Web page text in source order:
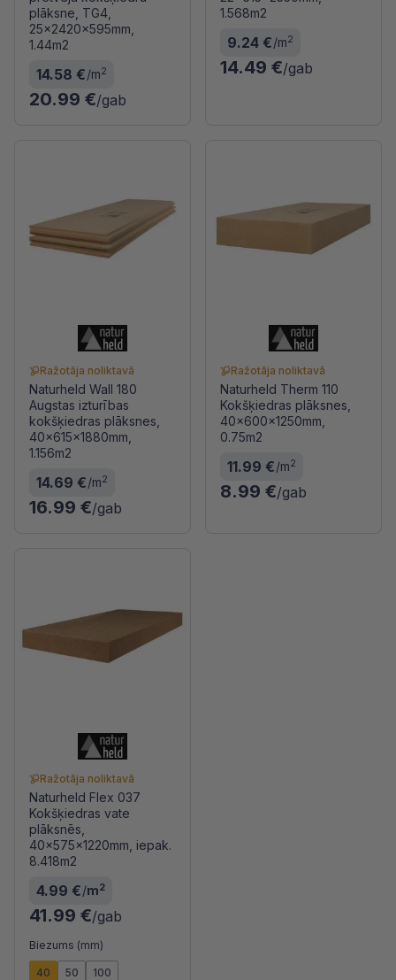
plāksne, TG4,
25x2420x595mm,
1.44m2
14.58 €/m2
20.99 €/gab
1.568m2
9.24 €/m2
14.49 €/gab
Ražotāja noliktavā
Naturheld Wall 180
Augstas izturības
kokšķiedras plāksnes,
40x615x1880mm,
1.156m2
14.69 €/m2
16.99 €/gab
Ražotāja noliktavā
Naturheld Therm 110
Kokšķiedras plāksnes,
40x600x1250mm,
0.75m2
11.99 €/m2
8.99 €/gab
Ražotāja noliktavā
Naturheld Flex 037
Kokšķiedras vate
plāksnēs,
40x575x1220mm, iepak.
8.418m2
4.99 €/m2
41.99 €/gab
Biezums (mm)
40 50 100